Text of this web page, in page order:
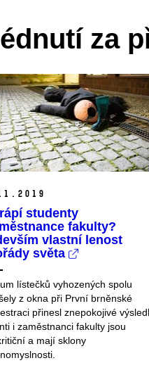
za
2019
studenty
fakulty?
vlastní lenost
světa
lístečků vyhozených spolu
z okna při První brněnské
přinesl znepokojivé
i zaměstnanci fakulty jsou
a mají sklony